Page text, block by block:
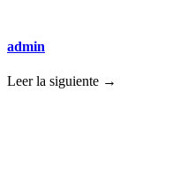
admin
Leer la siguiente →